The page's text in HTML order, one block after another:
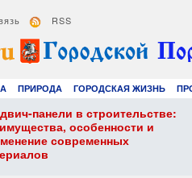
RSS
ПРИРОДА ГОРОДСКАЯ ЖИЗНЬ
панели в строительстве:
особенности и
современных